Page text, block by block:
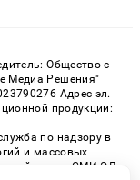
Общество с
Медиа Решения"
Адрес эл.
продукции:
по надзору в
и массовых
номер СМИ ЭЛ